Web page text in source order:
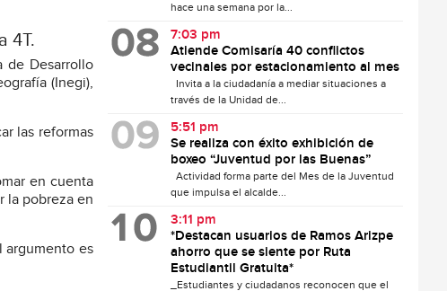
4T.
de Desarrollo
(Inegi),
las reformas
en cuenta
la pobreza en
argumento es
hace una semana por la...
7:03 pm
Atiende Comisaría 40 conflictos
vecinales por estacionamiento al mes
Invita a la ciudadanía a mediar situaciones a
través de la Unidad de...
5:51 pm
Se realiza con éxito exhibición de
boxeo “Juventud por las Buenas”
Actividad forma parte del Mes de la Juventud
que impulsa el alcalde...
3:11 pm
*Destacan usuarios de Ramos Arizpe
ahorro que se siente por Ruta
Estudiantil Gratuita*
_Estudiantes y ciudadanos reconocen que el